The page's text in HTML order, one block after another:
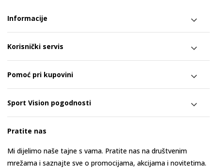
Informacije
Korisnički servis
Pomoć pri kupovini
Sport Vision pogodnosti
Pratite nas
Mi dijelimo naše tajne s vama. Pratite nas na društvenim
mrežama i saznajte sve o promocijama, akcijama i novitetima.